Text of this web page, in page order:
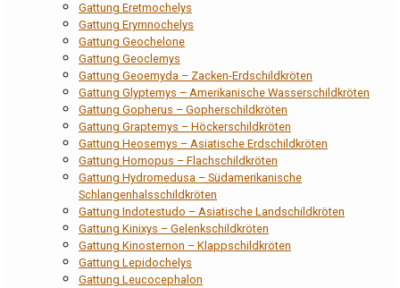
Gattung Eretmochelys
Gattung Erymnochelys
Gattung Geochelone
Gattung Geoclemys
Gattung Geoemyda – Zacken-Erdschildkröten
Gattung Glyptemys – Amerikanische Wasserschildkröten
Gattung Gopherus – Gopherschildkröten
Gattung Graptemys – Höckerschildkröten
Gattung Heosemys – Asiatische Erdschildkröten
Gattung Homopus – Flachschildkröten
Gattung Hydromedusa – Südamerikanische
Schlangenhalsschildkröten
Gattung Indotestudo – Asiatische Landschildkröten
Gattung Kinixys – Gelenkschildkröten
Gattung Kinosternon – Klappschildkröten
Gattung Lepidochelys
Gattung Leucocephalon